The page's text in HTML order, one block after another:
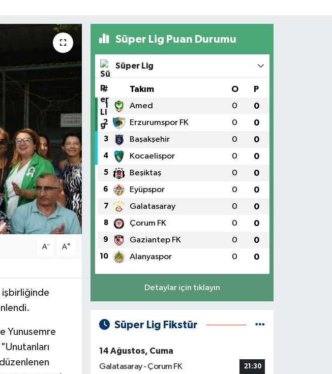
A- A+
işbirliğinde
Yunusemre
Süper Lig Puan Durumu
Süper Lig
# Takım O P
1 Amed 0 0
2 Erzurumspor FK 0 0
3 Başakşehir 0 0
4 Kocaelispor 0 0
5 Beşiktaş 0 0
6 Eyüpspor 0 0
7 Galatasaray 0 0
8 Çorum FK 0 0
9 Gaziantep FK 0 0
10 Alanyaspor 0 0
Detaylar için tıklayın
Süper Lig Fikstür
14 Ağustos, Cuma
Galatasaray - Çorum FK
21:30